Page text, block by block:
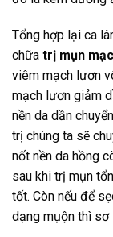
Tổng hợp lại ca
chữa trị mụn
viêm mạch lươn
mạch lươn giảm
nền da dần
trị chúng ta sẽ
nốt nền da hồng
sau khi trị mụn
tốt. Còn nếu để
dạng mụộn thì sơ